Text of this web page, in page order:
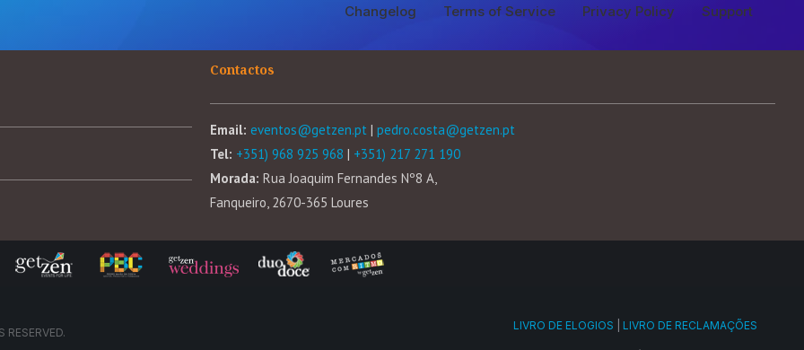
Changelog Terms of Service Privacy Policy Support
Contactos
Email: eventos@getzen.pt | pedro.costa@getzen.pt
Tel: +351) 968 925 968 | +351) 217 271 190
Morada: Rua Joaquim Fernandes Nº8 A,
Fanqueiro, 2670-365 Loures
LIVRO DE ELOGIOS LIVRO DE RECLAMAÇÕES